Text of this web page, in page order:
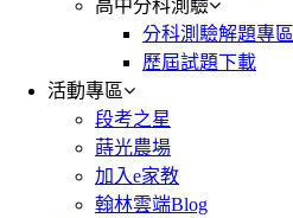
高中分科測驗
分科測驗解題專區
歷屆試題下載
活動專區
段考之星
蒔光農場
加入e家教
翰林雲端Blog